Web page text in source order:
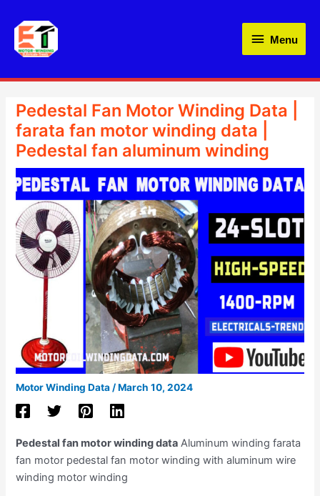
content
Menu
Menu
Pedestal Fan Motor Winding Data |
farata fan motor winding data |
Pedestal fan aluminum winding
Motor Winding Data /March 10, 2024
Pedestal fan motor winding data Aluminum winding farata
fan motor pedestal fan motor winding with aluminum wire
winding motor winding